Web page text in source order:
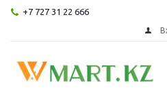
+7 727 31 22 666